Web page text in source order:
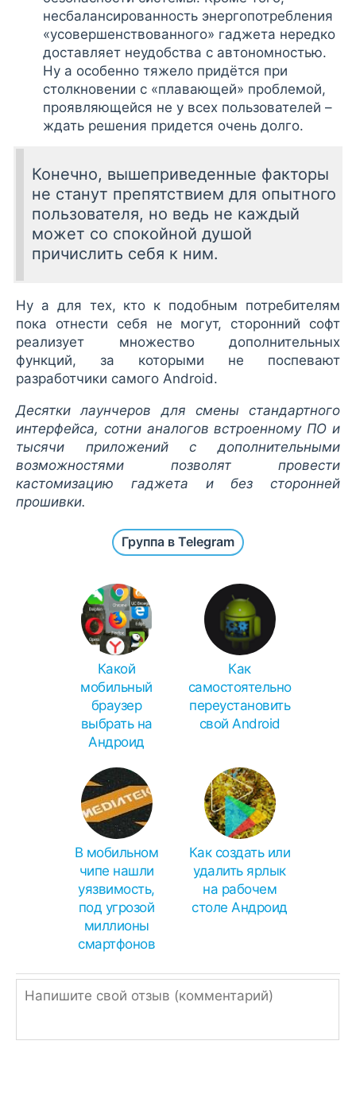
несбалансированность энергопотребления
«усовершенствованного» гаджета нередко
доставляет неудобства с автономностью.
Ну а особенно тяжело придётся при
столкновении с «плавающей» проблемой,
проявляющейся не у всех пользователей –
ждать решения придется очень долго.
Конечно, вышеприведенные факторы
не станут препятствием для опытного
пользователя, но ведь не каждый
может со спокойной душой
причислить себя к ним.
Ну а для тех, кто к подобным потребителям
пока отнести себя не могут, сторонний софт
реализует множество дополнительных
функций, за которыми не поспевают
разработчики самого Android.
Десятки лаунчеров для смены стандартного
интерфейса, сотни аналогов встроенному ПО и
тысячи приложений с дополнительными
возможностями позволят провести
кастомизацию гаджета и без сторонней
прошивки.
Группа в Telegram
Какой
мобильный
браузер
выбрать на
Андроид
Как
самостоятельно
переустановить
свой Android
В мобильном
чипе нашли
уязвимость,
под угрозой
миллионы
смартфонов
Как создать или
удалить ярлык
на рабочем
столе Андроид